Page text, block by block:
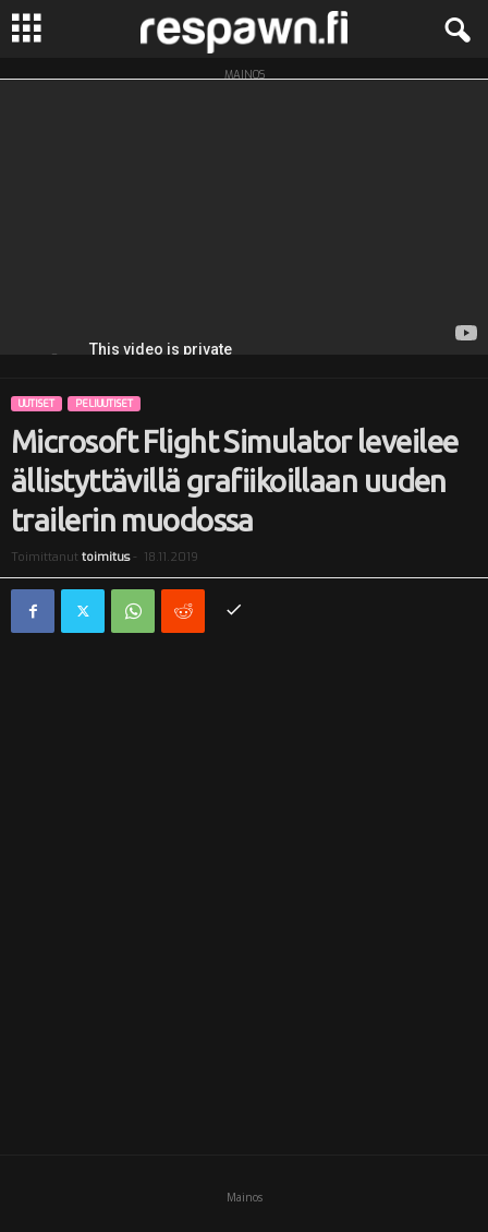
R
MAINOS
UUTISET PELIUUTISET
Microsoft Flight Simulator leveilee
ällistyttävillä grafiikoillaan uuden
trailerin muodossa
Toimittanut toimitus- 18.11.2019
Mainos